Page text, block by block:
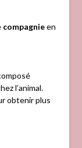
compagnieen
l’animal.
obtenir plus